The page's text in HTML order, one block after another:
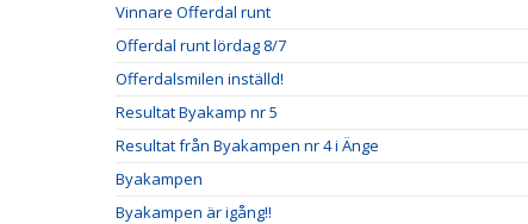
Vinnare Offerdal runt
Offerdal runt lördag 8/7
Offerdalsmilen inställd!
Resultat Byakamp nr 5
Resultat från Byakampen nr 4 i Änge
Byakampen
Byakampen är igång!!